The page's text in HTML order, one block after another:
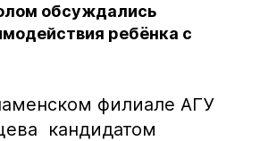
обсуждались
ребёнка с
филиале АГУ
кандидатом